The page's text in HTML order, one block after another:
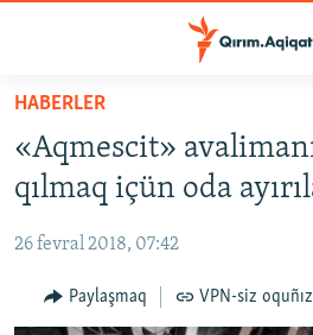
Esas
qaytmaq
Baş
navigatsiyağa
qaytmaq
qaytmaq
SİYASET
İQTİSADİYAT
CEMİYET
MEDENİYET
HABERLER
«Aqmescit»
qılmaq içün oda
26 fevral 2018, 07:42
Paylaşmaq VPN-siz oquñız